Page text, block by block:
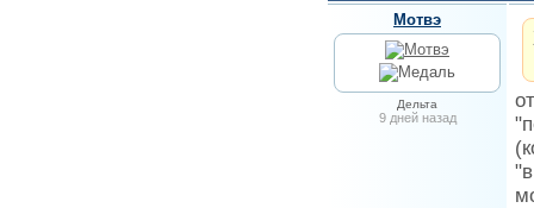
Мотвэ
Дельта
9 дней назад